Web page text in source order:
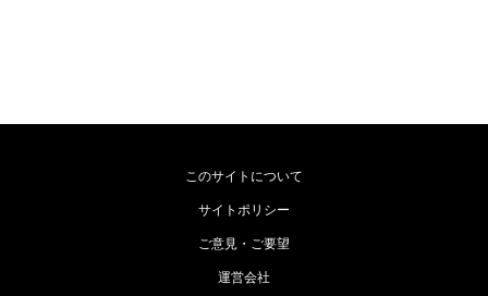
このサイトについて
サイトポリシー
ご意見・ご要望
運営会社